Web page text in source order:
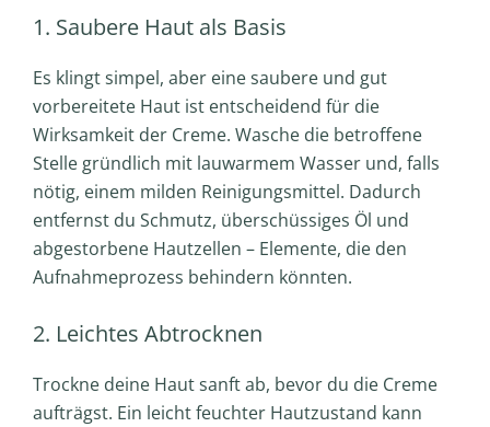
1. Saubere Haut als Basis
Es klingt simpel, aber eine saubere und gut
vorbereitete Haut ist entscheidend für die
Wirksamkeit der Creme. Wasche die betroffene
Stelle gründlich mit lauwarmem Wasser und, falls
nötig, einem milden Reinigungsmittel. Dadurch
entfernst du Schmutz, überschüssiges Öl und
abgestorbene Hautzellen – Elemente, die den
Aufnahmeprozess behindern könnten.
2. Leichtes Abtrocknen
Trockne deine Haut sanft ab, bevor du die Creme
aufträgst. Ein leicht feuchter Hautzustand kann